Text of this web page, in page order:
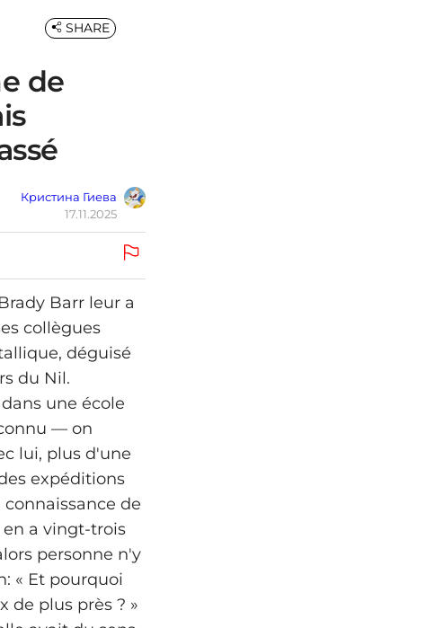
de
Кристина Гиева
17.11.2025
SHARE
Barr leur a
collègues
déguisé
du Nil.
une école
— on
lui, plus d'une
expéditions
de
en a vingt-trois
personne n'y
« Et pourquoi
de plus près ? »